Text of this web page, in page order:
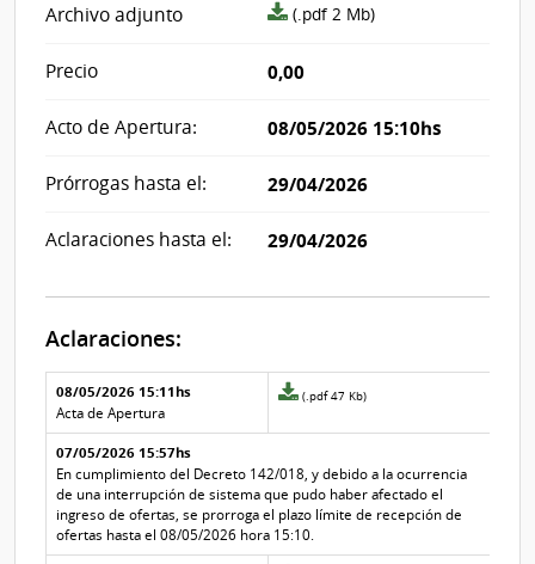
Archivo adjunto
archivo
(.pdf 2 Mb)
Precio 0,00
Acto de Apertura: 08/05/2026 15:10hs
Prórrogas hasta el: 29/04/2026
Aclaraciones hasta el: 29/04/2026
Aclaraciones:
Aclaraciones del llamado
Fecha y
texto de
la
aclaración
Archivo
de la
aclaración
08/05/2026 15:11hs
Acta de Apertura
Archivo
de
aclaración
Nº
2
(.pdf 47 Kb)
07/05/2026 15:57hs
En cumplimiento del Decreto 142/018, y debido a la ocurrencia
de una interrupción de sistema que pudo haber afectado el
ingreso de ofertas, se prorroga el plazo límite de recepción de
ofertas hasta el 08/05/2026 hora 15:10.